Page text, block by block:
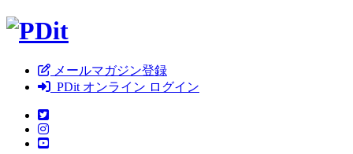
メールマガジン登録
PDit オンライン ログイン